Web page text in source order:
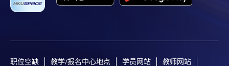
职位空缺 教学/报名中心地点 学员网站 教师网站